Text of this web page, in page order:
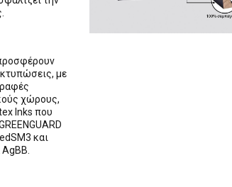
με
χώρους,
Inks που
και